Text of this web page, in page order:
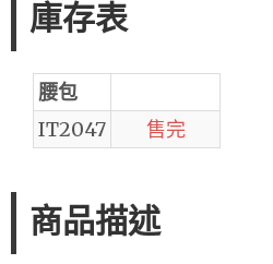
庫存表
腰包
IT2047
售完
商品描述